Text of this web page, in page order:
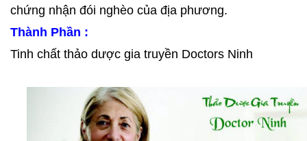
chứng nhận đói nghèo của địa phương.
Thành Phần :
Tinh chất thảo dược gia truyền Doctors Ninh